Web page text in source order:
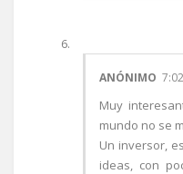
ANÓNIMO
Muy
mundo no se
Un inversor,
ideas, con